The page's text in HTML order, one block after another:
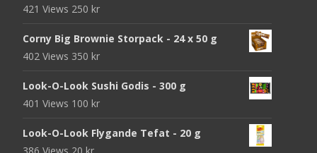
421 Views 250 kr
Corny Big Brownie Storpack - 24 x 50 g
402 Views 350 kr
Look-O-Look Sushi Godis - 300 g
401 Views 100 kr
Look-O-Look Flygande Tefat - 20 g